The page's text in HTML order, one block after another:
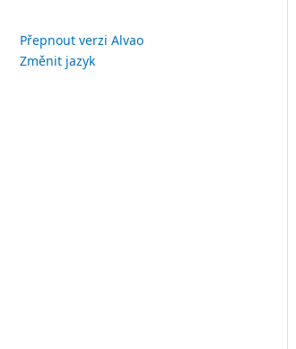
Přepnout verzi Alvao
Změnit jazyk